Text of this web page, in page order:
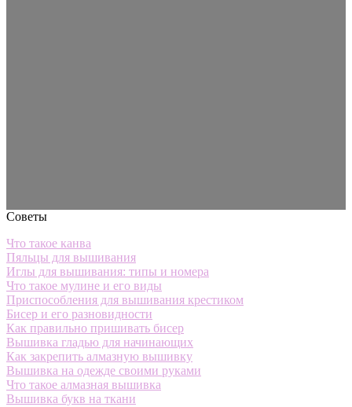
Советы
Что такое канва
Пяльцы для вышивания
Иглы для вышивания: типы и номера
Что такое мулине и его виды
Приспособления для вышивания крестиком
Бисер и его разновидности
Как правильно пришивать бисер
Вышивка гладью для начинающих
Как закрепить алмазную вышивку
Вышивка на одежде своими руками
Что такое алмазная вышивка
Вышивка букв на ткани